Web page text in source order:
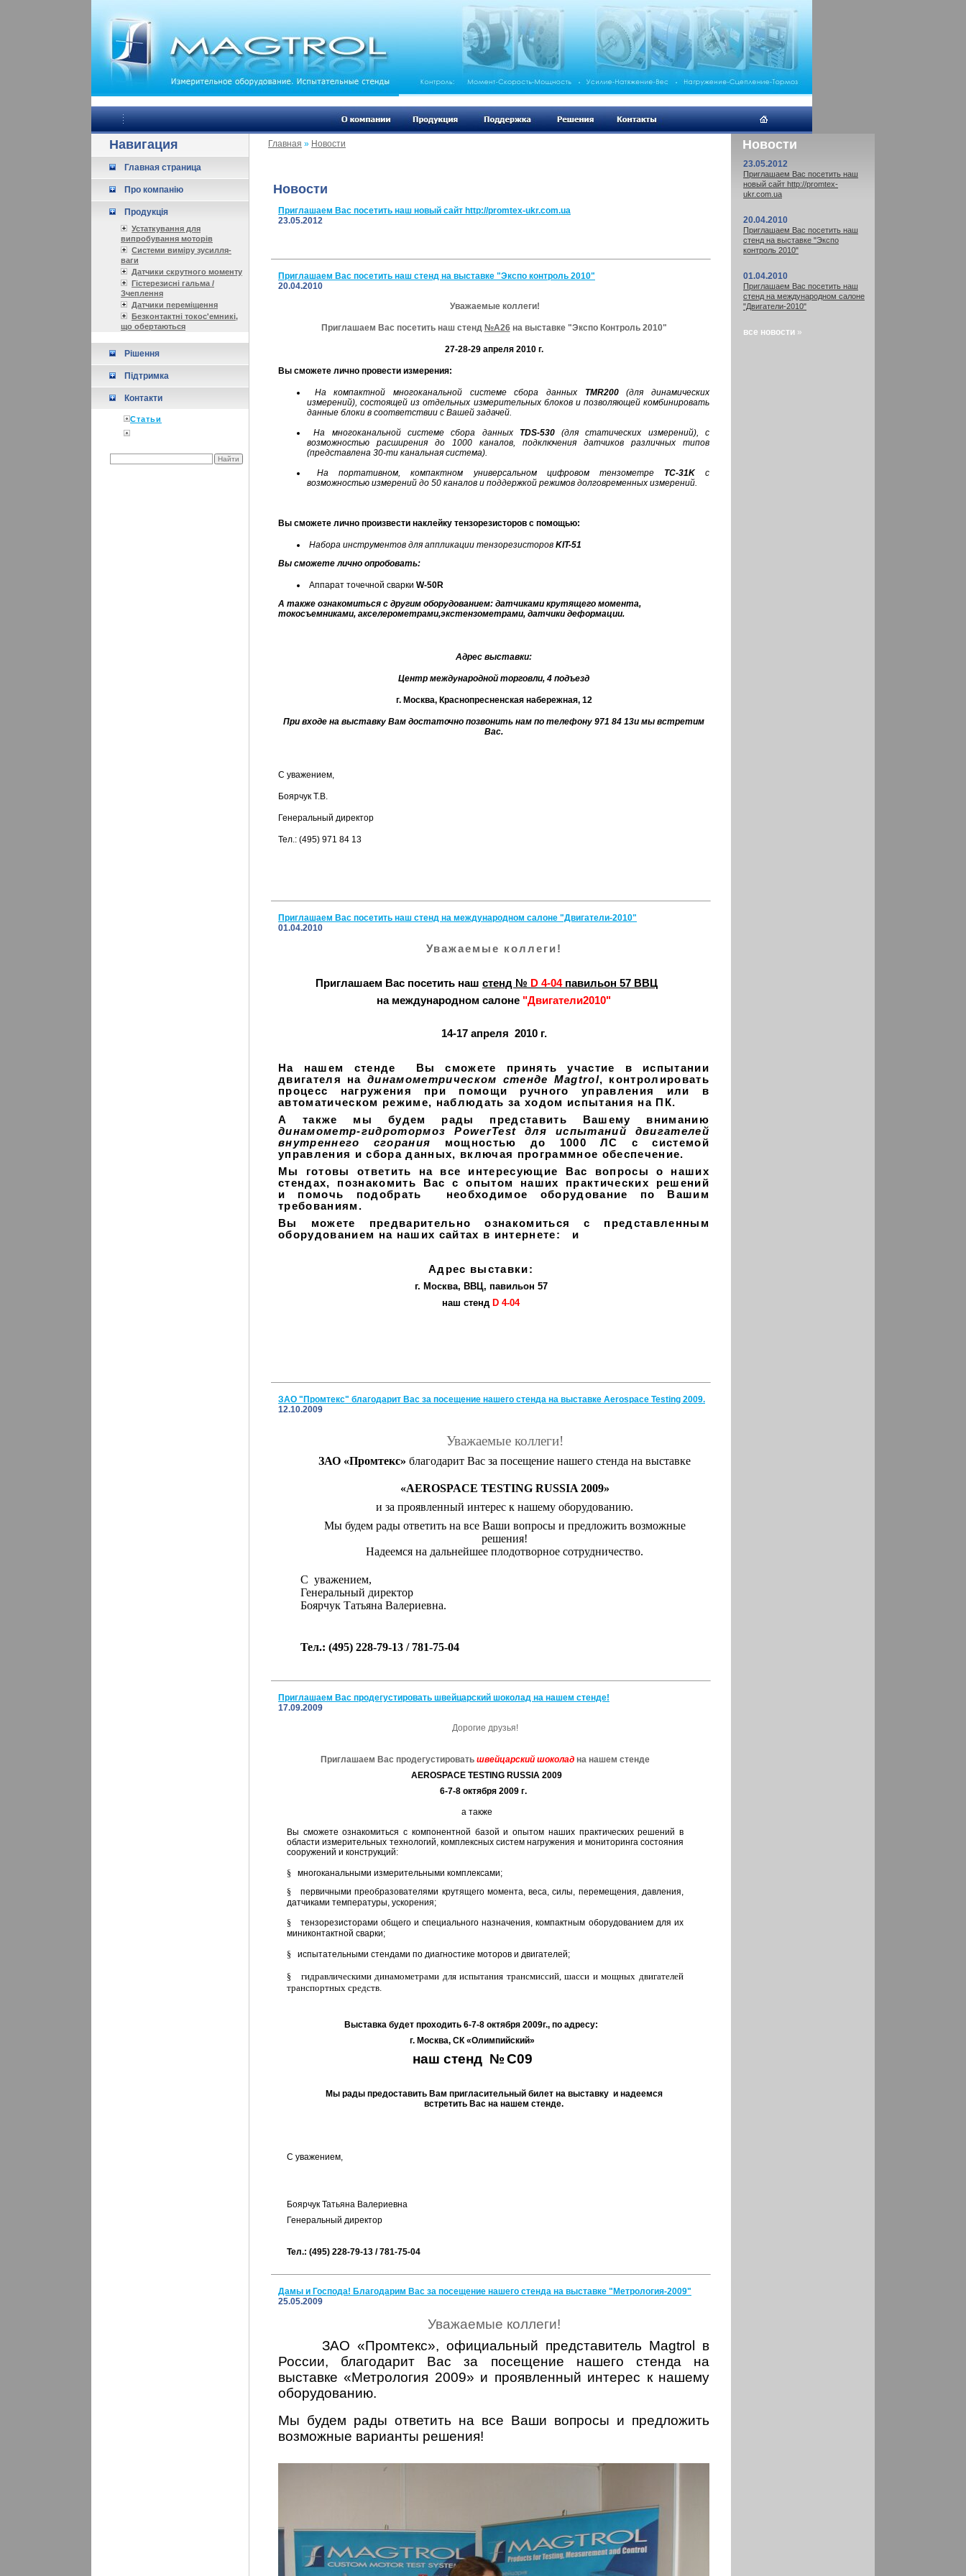
Навигация
Главная страница
Про компанію
Продукція
Устаткування для
випробування моторів
Системи виміру зусилля-
ваги
Датчики скрутного моменту
Гістерезисні гальма /
Зчеплення
Датчики переміщення
Безконтактні токос'емникі,
що обертаються
Рішення
Підтримка
Контакти
Статьи
Главная » Новости
Новости
Приглашаем Вас посетить наш новый сайт http://promtex-ukr.com.ua
23.05.2012
Приглашаем Вас посетить наш стенд на выставке "Экспо контроль 2010"
20.04.2010
Уважаемые коллеги!
Приглашаем Вас посетить наш стенд №А26на выставке "Экспо Контроль 2010"
27-28-29 апреля 2010 г.
Вы сможете лично провести измерения:
На компактной многоканальной системе сбора данных TMR200(для
динамических
измерений), состоящей из отдельных измерительных блоков и позволяющей комбинировать
данные блоки в соответствии с Вашей задачей.
На многоканальной системе сбора данных TDS-530(для статических измерений),
с
возможностью расширения до 1000 каналов, подключения датчиков различных типов
(представлена 30-ти канальная система).
На портативном, компактном универсальном цифровом тензометре TC-31Kс
возможностью измерений до 50 каналов и поддержкой режимов долговременных измерений.
Вы сможете лично произвести наклейку тензорезисторов с помощью:
Набора инструментов для аппликации тензорезисторов KIT-51
Вы сможете лично опробовать:
Аппарат точечной сварки W-50R
А также ознакомиться с другим оборудованием: датчиками крутящего момента,
токосъемниками, акселерометрами,экстензометрами, датчики деформации.
Адрес выставки:
Центр международной торговли, 4 подъезд
г. Москва, Краснопресненская набережная, 12
При входе на выставку Вам достаточно позвонить нам по телефону 971 84 13и мы встретим
Вас.
С уважением,
Боярчук Т.В.
Генеральный директор
Тел.: (495) 971 84 13
Приглашаем Вас посетить наш стенд на международном салоне "Двигатели-2010"
01.04.2010
Уважаемые коллеги!
Приглашаем Вас посетить наш стенд № D 4-04павильон 57 ВВЦ
на международном салоне "Двигатели2010"
14-17 апреля 2010 г.
На нашем стенде Вы сможете принять участие в испытании
двигателя на динамометрическом стенде Magtrol, контролировать
процесс нагружения при помощи ручного управления или в
автоматическом режиме, наблюдать за ходом испытания на ПК.
А также мы будем рады представить Вашему вниманию
динамометр-гидротормоз
PowerTest для испытаний двигателей
внутреннего сгорания мощностью до 1000 ЛС с системой
управления и сбора данных, включая программное обеспечение.
Мы готовы ответить на все интересующие Вас вопросы о наших
стендах, познакомить Вас с опытом наших практических решений
и помочь подобрать необходимое оборудование по Вашим
требованиям.
Вы можете предварительно ознакомиться с представленным
оборудованием на наших сайтах в интернете: и
Адрес выставки:
г. Москва, ВВЦ, павильон 57
наш стенд D 4-04
ЗАО "Промтекс" благодарит Вас за посещение нашего стенда на выставке Aerospace Testing 2009.
12.10.2009
Уважаемые коллеги!
ЗАО «Промтекс» благодарит Вас за посещение нашего стенда на выставке
«AEROSPACE TESTINGRUSSIA 2009»
и за проявленный интерес к нашему оборудованию.
Мы будем рады ответить на все Ваши вопросы и предложить возможные
решения!
Надеемся на дальнейшее плодотворное сотрудничество.
С уважением,
Генеральный директор
Боярчук Татьяна Валериевна.
Тел.: (495) 228-79-13 / 781-75-04
Приглашаем Вас продегустировать швейцарский шоколад на нашем стенде!
17.09.2009
Дорогие друзья!
Приглашаем Вас продегустировать швейцарский шоколад на нашем стенде
AEROSPACE TESTING RUSSIA 2009
6-7-8октября 2009 г.
а также
Вы сможете ознакомиться с компонентной базой и опытом наших практических решений в
области измерительных технологий, комплексных систем нагружения и мониторинга состояния
сооружений и конструкций:
§ многоканальными измерительными комплексами;
§
первичными преобразователями крутящего момента, веса, силы, перемещения, давления,
датчиками температуры, ускорения;
§
тензорезисторами общего и специального назначения, компактным оборудованием для их
миниконтактной сварки;
§ испытательными стендами по диагностике моторов и двигателей;
§
гидравлическими динамометрами для испытания трансмиссий, шасси и мощных двигателей
транспортных средств.
Выставка будет проходить 6-7-8 октября 2009г., по адресу:
г. Москва, СК «Олимпийский»
наш стенд №C09
Мы рады предоставить Вам пригласительный билет на выставку и надеемся
встретить Вас на нашем стенде.
С уважением,
Боярчук Татьяна Валериевна
Генеральный директор
Тел.: (495) 228-79-13 / 781-75-04
Дамы и Господа! Благодарим Вас за посещение нашего стенда на выставке "Метрология-2009"
25.05.2009
Уважаемые коллеги!
ЗАО «Промтекс», официальный представитель Magtrol в
России, благодарит Вас за посещение нашего стенда на
выставке «Метрология 2009» и проявленный интерес к нашему
оборудованию.
Мы будем рады ответить на все Ваши вопросы и предложить
возможные варианты решения!
Новости
23.05.2012
Приглашаем Вас посетить наш
новый сайт http://promtex-
ukr.com.ua
20.04.2010
Приглашаем Вас посетить наш
стенд на выставке "Экспо
контроль 2010"
01.04.2010
Приглашаем Вас посетить наш
стенд на международном салоне
"Двигатели-2010"
все новости »